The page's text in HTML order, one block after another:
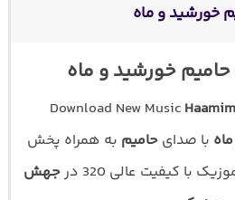
خورشید و ماه
خورشید و ماه
Download New Music Haamim
با صدایحامیم به همراه پخش
با کیفیت عالی 320 در
جهش